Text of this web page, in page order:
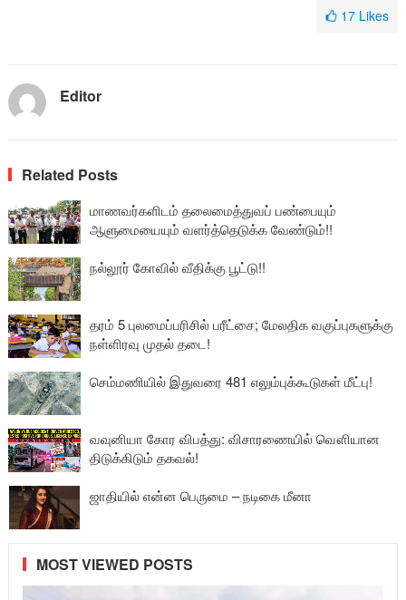
17 Likes
Editor
Related Posts
மாணவர்களிடம் தலைமைத்துவப் பண்பையும்
ஆளுமையையும் வளர்த்தெடுக்க வேண்டும்!!
நல்லூர் கோவில் வீதிக்கு பூட்டு!!
தரம் 5 புலமைப்பரிசில் பரீட்சை; மேலதிக வகுப்புகளுக்கு
நள்ளிரவு முதல் தடை!
செம்மணியில் இதுவரை 481 எலும்புக்கூடுகள் மீட்பு!
வவுனியா கோர விபத்து: விசாரணையில் வௌியான
திடுக்கிடும் தகவல்!
ஜாதியில் என்ன பெருமை – நடிகை மீனா
MOST VIEWED POSTS